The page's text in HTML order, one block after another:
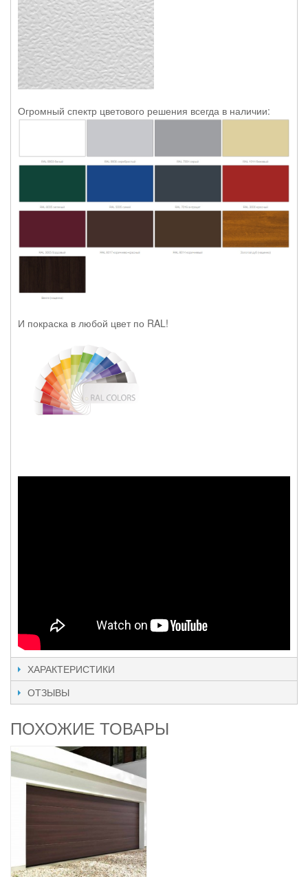
Огромный спектр цветового решения всегда в наличии:
И покраска в любой цвет по RAL!
ХАРАКТЕРИСТИКИ
ОТЗЫВЫ
ПОХОЖИЕ ТОВАРЫ